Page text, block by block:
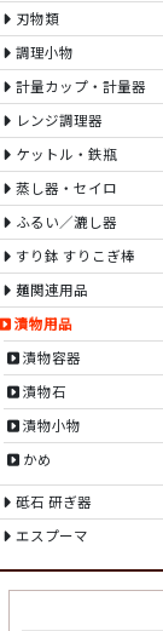
刃物類
調理小物
計量カップ・計量器
レンジ調理器
ケットル・鉄瓶
蒸し器・セイロ
ふるい／漉し器
すり鉢 すりこぎ棒
麺関連用品
漬物用品
漬物容器
漬物石
漬物小物
かめ
砥石 研ぎ器
エスプーマ